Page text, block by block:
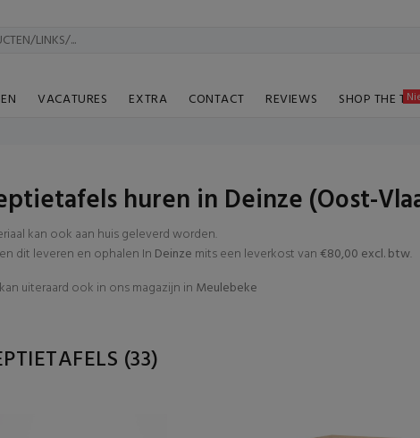
VACATURES EXTRA CONTACT REVIEWS SHOP THE
huren in Deinze (Oost-
kan ook aan huis geleverd worden.
dit leveren en ophalen In Deinze mits een leverkost van€80,00 excl. btw.
uiteraard ook in ons magazijn in Meulebeke
(33)